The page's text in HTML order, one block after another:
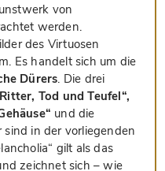
von
werden.
des Virtuosen
Es handelt sich um die
Dürers. Die drei
Tod und Teufel“,
und die
sind in der vorliegenden
gilt als das
zeichnet sich – wie